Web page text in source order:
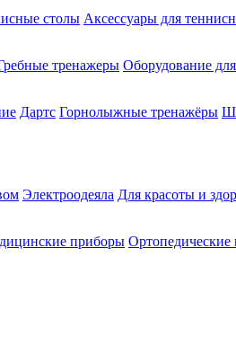
столы Аксессуары для
тренажеры Оборудование
Дартс Горнолыжные тренажёры
Электроодеяла Для красоты и
приборы Ортопедические